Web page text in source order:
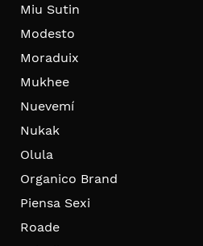
Miu Sutin
Modesto
Moraduix
Mukhee
Nuevemí
Nukak
Olula
Organico Brand
Piensa Sexi
Roade